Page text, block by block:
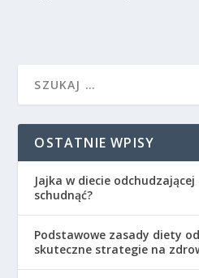
OSTATNIE WPISY
Jajka w diecie
schudnąć?
Podstawowe zasady diety
skuteczne strategie na